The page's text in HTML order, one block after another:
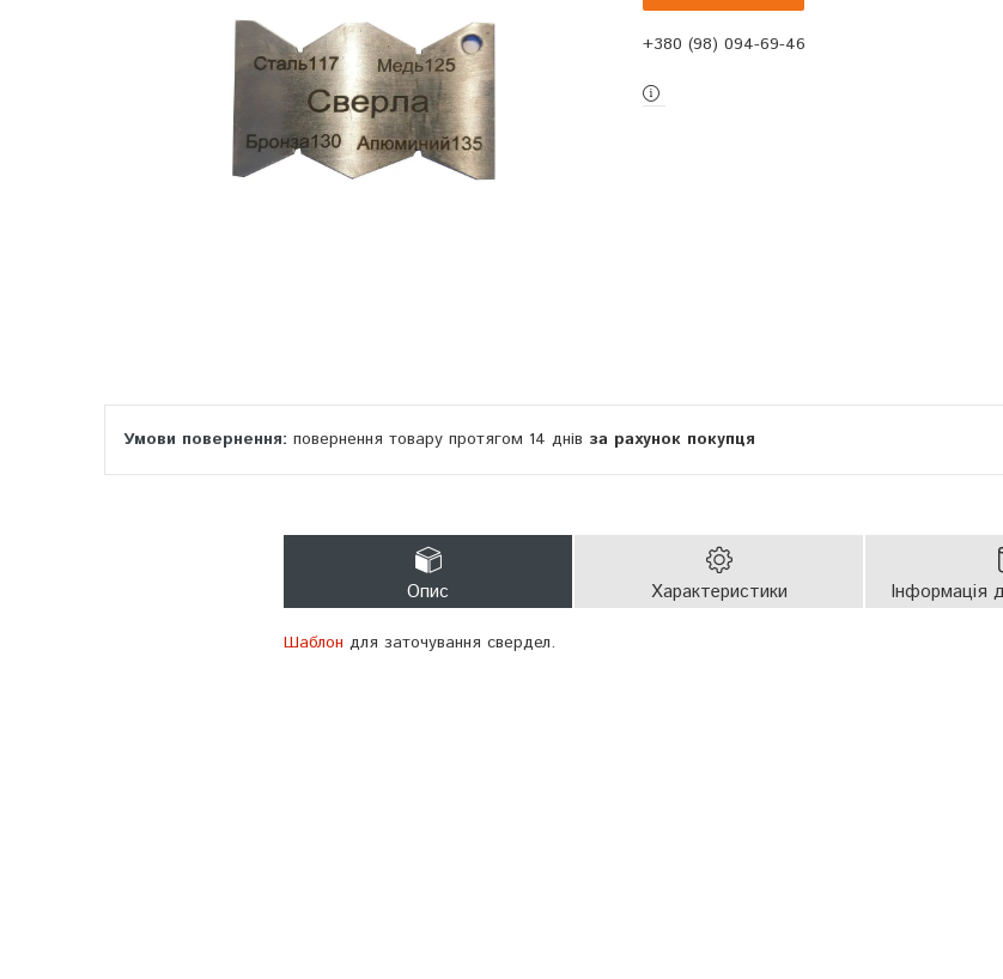
+380 (98) 094-69-46
повернення товару протягом 14 днів за рахунок покупця
Опис Характеристики Інформація
Шаблон для заточування свердел.